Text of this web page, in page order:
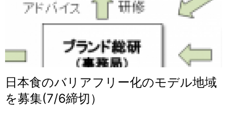
日本食のバリアフリー化のモデル地域
を募集(7/6締切）